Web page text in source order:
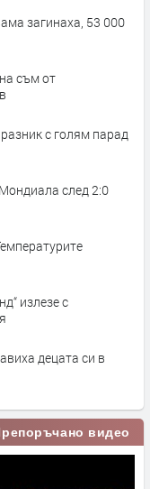
загинаха, 53 000
съм от
с голям парад
след 2:0
излезе с
децата си в
видео